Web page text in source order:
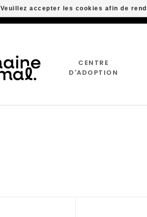
CENTRE
D'ADOPTION
Veuillez accepter les cookies afin de